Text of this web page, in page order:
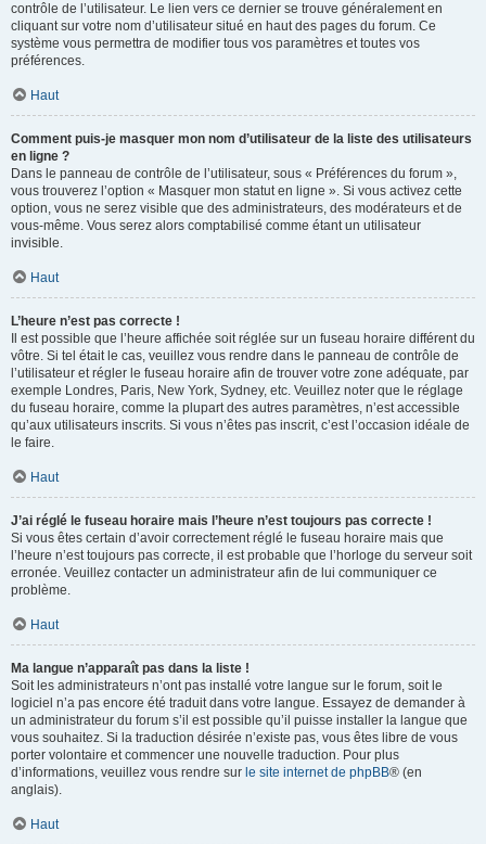
contrôle de l’utilisateur. Le lien vers ce dernier se trouve généralement en
cliquant sur votre nom d’utilisateur situé en haut des pages du forum. Ce
système vous permettra de modifier tous vos paramètres et toutes vos
préférences.
Haut
Comment puis-je masquer mon nom d’utilisateur de la liste des utilisateurs
en ligne ?
Dans le panneau de contrôle de l’utilisateur, sous « Préférences du forum »,
vous trouverez l’option « Masquer mon statut en ligne ». Si vous activez cette
option, vous ne serez visible que des administrateurs, des modérateurs et de
vous-même. Vous serez alors comptabilisé comme étant un utilisateur
invisible.
Haut
L’heure n’est pas correcte !
Il est possible que l’heure affichée soit réglée sur un fuseau horaire différent du
vôtre. Si tel était le cas, veuillez vous rendre dans le panneau de contrôle de
l’utilisateur et régler le fuseau horaire afin de trouver votre zone adéquate, par
exemple Londres, Paris, New York, Sydney, etc. Veuillez noter que le réglage
du fuseau horaire, comme la plupart des autres paramètres, n’est accessible
qu’aux utilisateurs inscrits. Si vous n’êtes pas inscrit, c’est l’occasion idéale de
le faire.
Haut
J’ai réglé le fuseau horaire mais l’heure n’est toujours pas correcte !
Si vous êtes certain d’avoir correctement réglé le fuseau horaire mais que
l’heure n’est toujours pas correcte, il est probable que l’horloge du serveur soit
erronée. Veuillez contacter un administrateur afin de lui communiquer ce
problème.
Haut
Ma langue n’apparaît pas dans la liste !
Soit les administrateurs n’ont pas installé votre langue sur le forum, soit le
logiciel n’a pas encore été traduit dans votre langue. Essayez de demander à
un administrateur du forum s’il est possible qu’il puisse installer la langue que
vous souhaitez. Si la traduction désirée n’existe pas, vous êtes libre de vous
porter volontaire et commencer une nouvelle traduction. Pour plus
d’informations, veuillez vous rendre sur le site internet de phpBB® (en
anglais).
Haut